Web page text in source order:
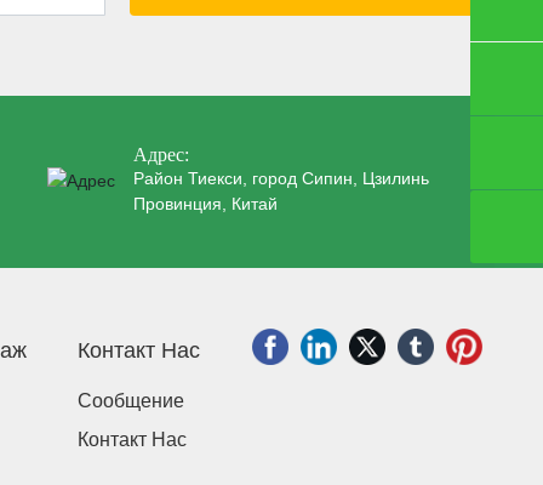
Адрес:
Район Тиекси, город Сипин, Цзилинь
Провинция, Китай
Контакт Нас
Сообщение
Контакт Нас